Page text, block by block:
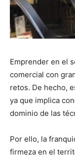
Emprender en el
comercial con
retos. De hecho,
ya que implica
dominio de las
Por ello, la
firmeza en el